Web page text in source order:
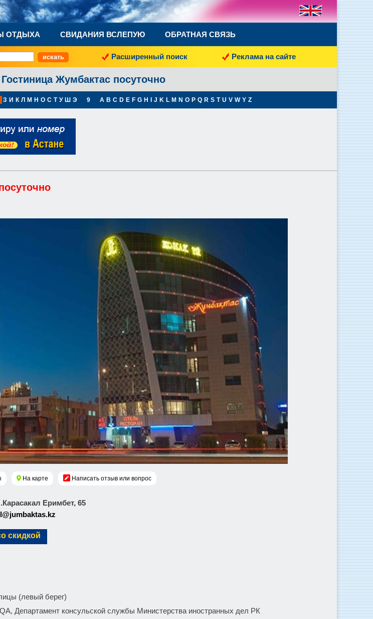
ОТДЫХА СВИДАНИЯ ВСЛЕПУЮ ОБРАТНАЯ СВЯЗЬ
Расширенный поиск Реклама на сайте
Жумбактас посуточно
З И К Л М Н О С Т У Ш Э 9 A B C D E F G H J K L M N O P Q R S T U V W Y Z
На карте Написать отзыв или вопрос
Еримбет, 65
скидкой
(левый берег)
Департамент консульской службы Министерства иностранных дел РК